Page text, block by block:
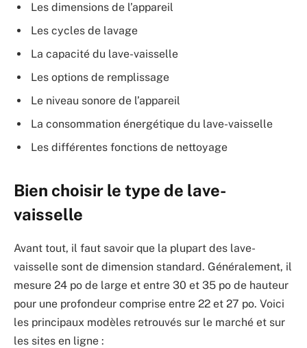
Les dimensions de l’appareil
Les cycles de lavage
La capacité du lave-vaisselle
Les options de remplissage
Le niveau sonore de l’appareil
La consommation énergétique du lave-vaisselle
Les différentes fonctions de nettoyage
Bien choisir le type de lave-
vaisselle
Avant tout, il faut savoir que la plupart des lave-
vaisselle sont de dimension standard. Généralement, il
mesure 24 po de large et entre 30 et 35 po de hauteur
pour une profondeur comprise entre 22 et 27 po. Voici
les principaux modèles retrouvés sur le marché et sur
les sites en ligne :